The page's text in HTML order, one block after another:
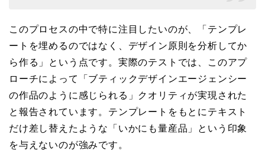
このプロセスの中で特に注目したいのが、「テンプレ
ートを埋めるのではなく、デザイン原則を分析してか
ら作る」という点です。実際のテストでは、このアプ
ローチによって「ブティックデザインエージェンシー
の作品のように感じられる」クオリティが実現された
と報告されています。テンプレートをもとにテキスト
だけ差し替えたような「いかにも量産品」という印象
を与えないのが強みです。